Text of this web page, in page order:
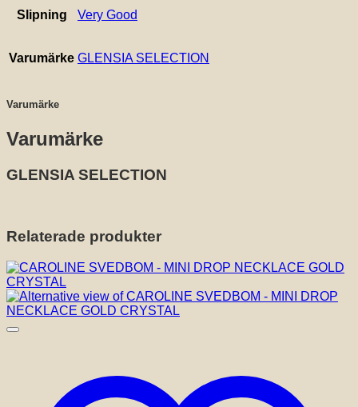
Slipning Very Good
Varumärke GLENSIA SELECTION
Varumärke
Varumärke
GLENSIA SELECTION
Relaterade produkter